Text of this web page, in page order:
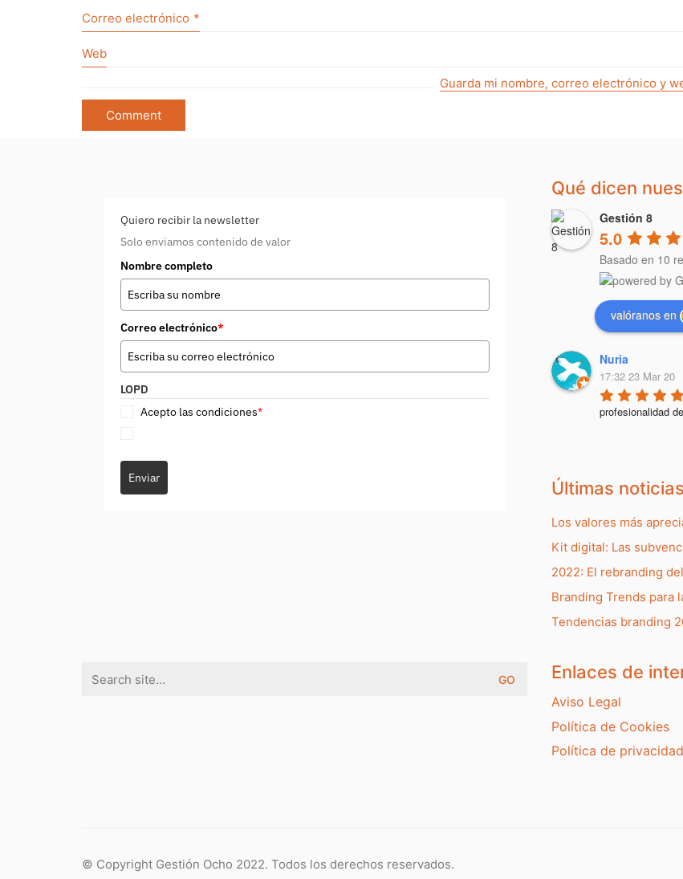
Correo electrónico *
Web
Guarda mi nombre, correo electrónico y
Quiero recibir la newsletter
Solo enviamos contenido de valor
Nombre completo
Correo electrónico*
LOPD
Acepto las condiciones*
Enviar
Qué dicen
Gestión 8
5.0
Basado en 10
valóranos en
Nuria
17:32 23 Mar 20
profesionalidad
Últimas noticias
Los valores más
Kit digital: Las
2022: El rebranding
Branding Trends para
Tendencias branding
for:
Enlaces de
Aviso Legal
Política de Cookies
Política de privacidad
© Copyright Gestión Ocho 2022. Todos los derechos reservados.